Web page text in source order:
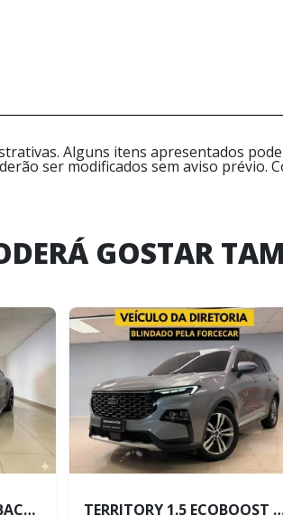
Alguns itens apresentados
ser modificados sem aviso prévio.
GOSTAR
RS5 2.9 V6 TFSI SPORTBACK QUATTRO TERRITORY 1.5